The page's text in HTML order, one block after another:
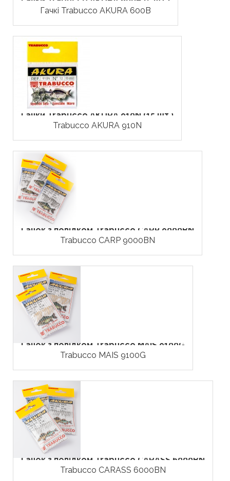
Гачкі Trabucco AKURA 600B
Гачки Trabucco AKURA 910N (15 шт.)
Trabucco AKURA 910N
Гачок з повідком Trabucco CARP 9000BN
Trabucco CARP 9000BN
Гачок з повідком Trabucco MAIS 9100G
Trabucco MAIS 9100G
Гачок з повідком Trabucco CARASS 6000BN
Trabucco CARASS 6000BN